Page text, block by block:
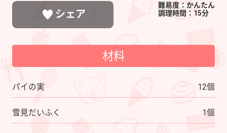
シェア
難易度：かんたん
調理時間：15分
材料
パイの実 12個
雪見だいふく 1個